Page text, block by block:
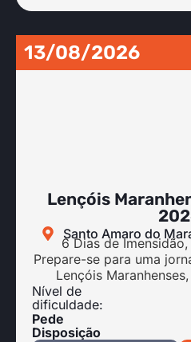
13/08/2026
Lençóis
Santo Amaro do
6 Dias de
Prepare-se para uma
Lençóis
Nível de
dificuldade:
Pede
Disposição